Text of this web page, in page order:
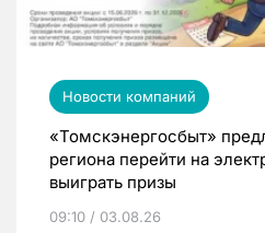
Новости компаний
«Томскэнергосбыт»
региона перейти на
выиграть призы
09:10 / 03.08.26